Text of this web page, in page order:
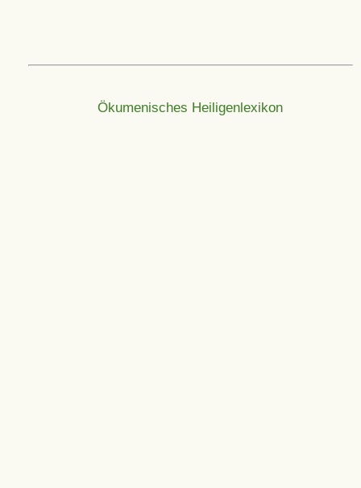
Ökumenisches Heiligenlexikon